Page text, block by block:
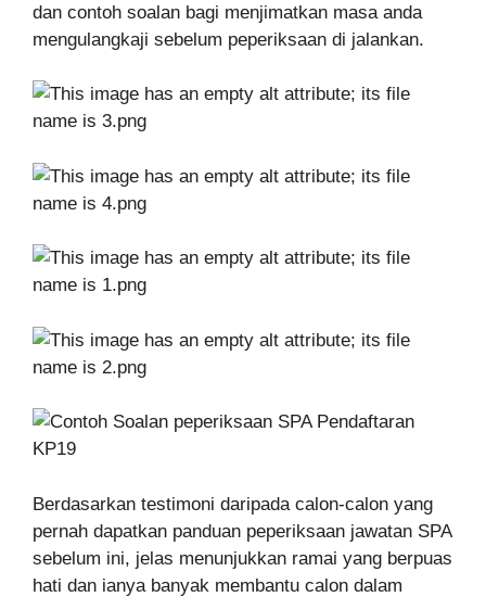
dan contoh soalan bagi menjimatkan masa anda
mengulangkaji sebelum peperiksaan di jalankan.
Berdasarkan testimoni daripada calon-calon yang
pernah dapatkan panduan peperiksaan jawatan SPA
sebelum ini, jelas menunjukkan ramai yang berpuas
hati dan ianya banyak membantu calon dalam